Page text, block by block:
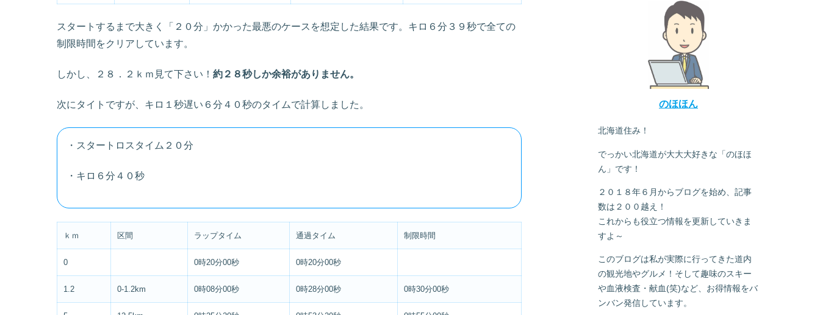
スタートするまで大きく「２０分」かかった最悪のケースを想定した結果です。キロ６分３９秒で全ての
制限時間をクリアしています。
しかし、２８．２ｋｍ見て下さい！ 約２８秒しか余裕がありません。
次にタイトですが、キロ１秒遅い６分４０秒のタイムで計算しました。
・スタートロスタイム２０分
・キロ６分４０秒
ｋｍ 区間 ラップタイム 通過タイム 制限時間
0 0時20分00秒 0時20分00秒
1.2 0-1.2km 0時08分00秒 0時28分00秒 0時30分00秒
のほほん
北海道住み！
でっかい北海道が大大大好きな「のほほ
ん」です！
２０１８年６月からブログを始め、記事
数は２００越え！
これからも役立つ情報を更新していきま
すよ～
このブログは私が実際に行ってきた道内
の観光地やグルメ！そして趣味のスキー
や血液検査・献血(笑)など、お得情報をバ
ンバン発信しています。